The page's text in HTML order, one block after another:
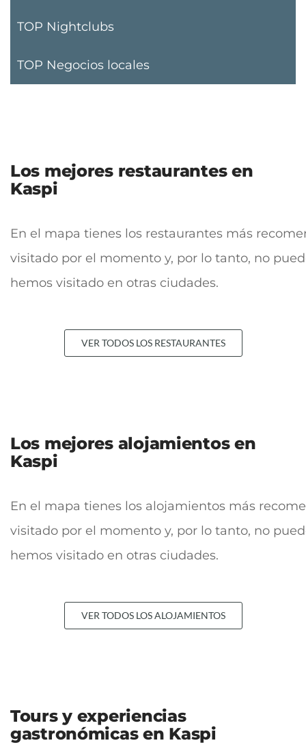
TOP Nightclubs
TOP Negocios locales
Los mejores restaurantes en
Kaspi
En el mapa tienes los restaurantes más
visitado por el momento y, por lo tanto, no
hemos visitado en otras ciudades.
VER TODOS LOS RESTAURANTES
Los mejores alojamientos en
Kaspi
En el mapa tienes los alojamientos más
visitado por el momento y, por lo tanto, no
hemos visitado en otras ciudades.
VER TODOS LOS ALOJAMIENTOS
Tours y experiencias
gastronómicas en Kaspi